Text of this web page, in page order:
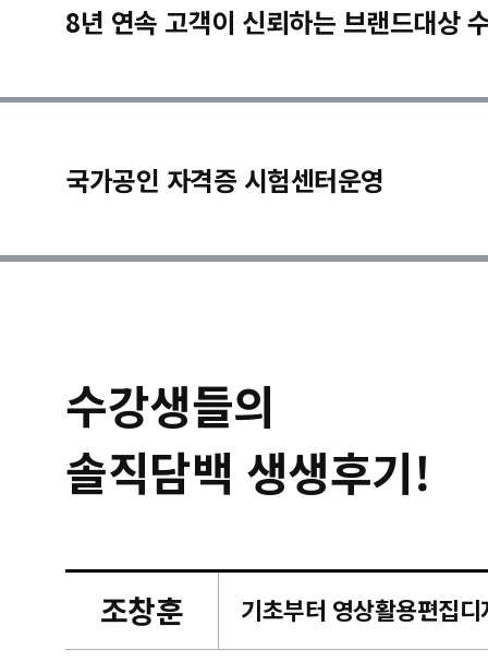
8년 연속 고객이 신뢰하는 브랜드대상
국가공인 자격증 시험센터운영
수강생들의
솔직담백 생생후기!
조창훈